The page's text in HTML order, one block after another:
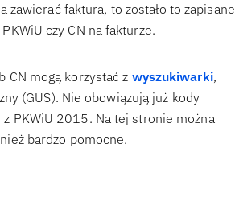
faktura, to zostało to zapisane
czy CN na fakturze.
CN mogą korzystać z wyszukiwarki,
(GUS). Nie obowiązują już kody
PKWiU 2015. Na tej stronie można
bardzo pomocne.